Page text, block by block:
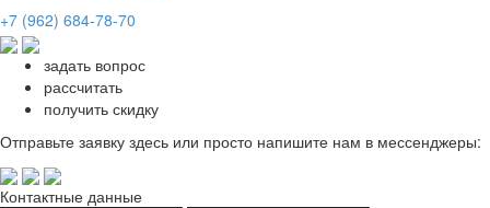
+7 (962) 684-78-70
задать вопрос
рассчитать
получить скидку
Отправьте заявку здесь или просто напишите нам в мессенджеры:
Контактные данные